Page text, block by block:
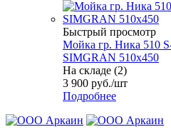
Быстрый просмотр
Мойка гр. Ника 510
SIMGRAN 510х450
На складе (2)
3 900 руб./шт
Подробнее